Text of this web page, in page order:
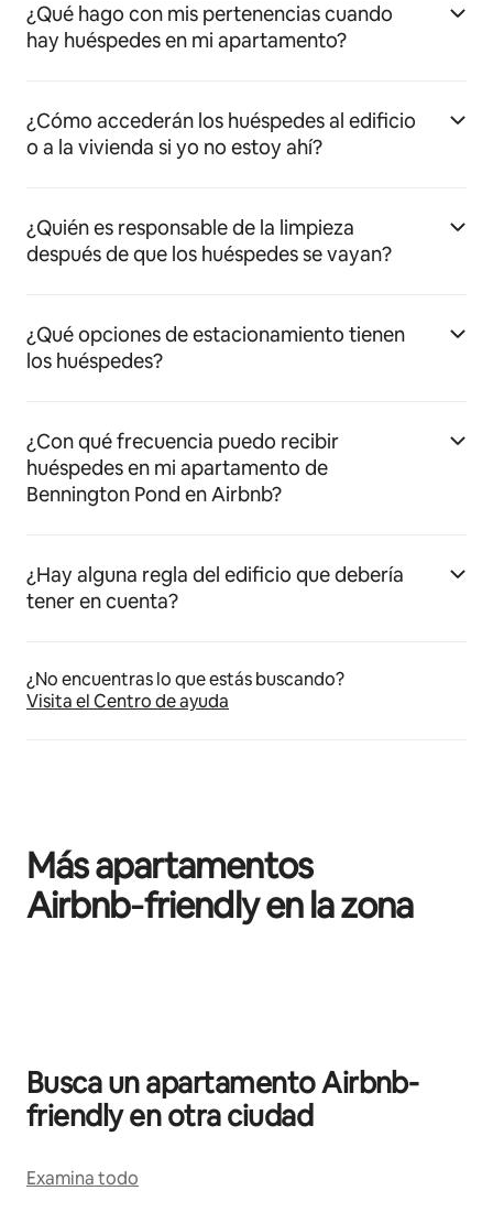
¿Qué hago con mis pertenencias cuando
hay huéspedes en mi apartamento?
¿Cómo accederán los huéspedes al edificio
o a la vivienda si yo no estoy ahí?
¿Quién es responsable de la limpieza
después de que los huéspedes se vayan?
¿Qué opciones de estacionamiento tienen
los huéspedes?
¿Con qué frecuencia puedo recibir
huéspedes en mi apartamento de
Bennington Pond en Airbnb?
¿Hay alguna regla del edificio que debería
tener en cuenta?
¿No encuentras lo que estás buscando?
Visita el Centro de ayuda
Más apartamentos
Airbnb‑friendly en la zona
Busca un apartamento Airbnb-
friendly en otra ciudad
Examina todo